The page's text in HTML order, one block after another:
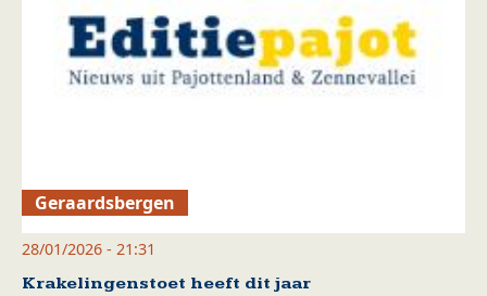
Geraardsbergen
28/01/2026 - 21:31
Krakelingenstoet heeft dit jaar